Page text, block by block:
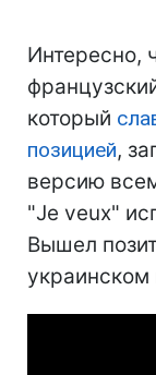
Интересно,
который
позицией,
версию
"Je veux"
Вышел
украинском